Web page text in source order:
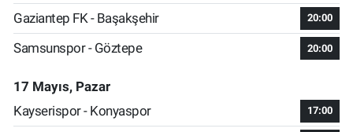
Gaziantep FK - Başakşehir 20:00
Samsunspor - Göztepe 20:00
17 Mayıs, Pazar
Kayserispor - Konyaspor
17:00